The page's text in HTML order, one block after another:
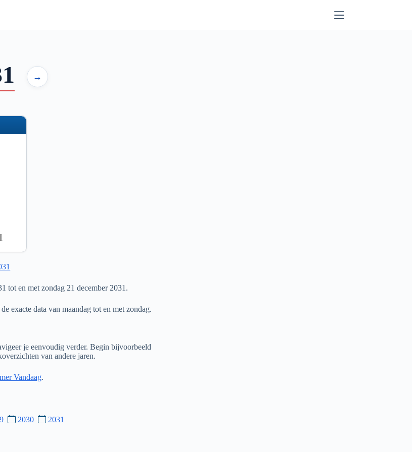
→
tot en met zondag 21 december 2031.
exacte data van maandag tot en met zondag.
je eenvoudig verder. Begin bijvoorbeeld
van andere jaren.
Vandaag.
2030 2031